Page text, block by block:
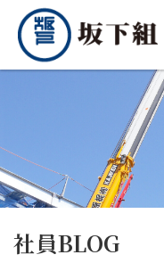
社員BLOG